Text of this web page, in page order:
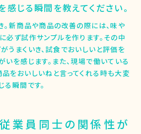
感じる瞬間を教えてください。
。新商品や商品の改善の際には、味や
必ず試作サンプルを作ります。その中
うまくいき、試食でおいしいと評価を
いを感じます。また、現場で働いている
をおいしいねと言ってくれる時も大変
る瞬間です。
業員同士の関係性が